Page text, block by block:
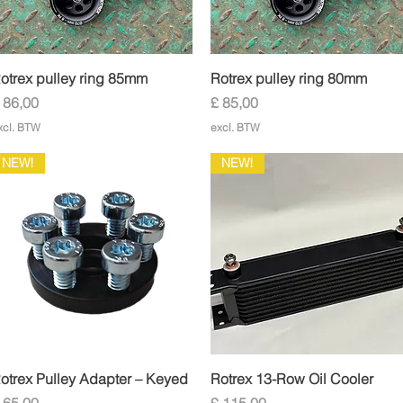
Snel overzicht
pulley ring 85mm
BTW
Snel overzicht
Rotrex pulley ring 80mm
Prijs
£ 85,00
excl. BTW
Snel overzicht
NEW!
Pulley Adapter – Keyed
Snel overzicht
NEW!
Rotrex 13-Row Oil Cooler